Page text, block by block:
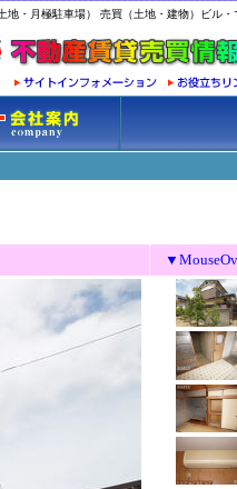
・月極駐車場） 売買（土地・建物）ビル・